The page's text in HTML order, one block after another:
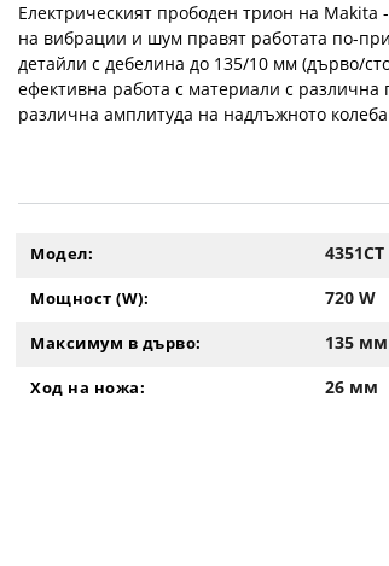
Електрическият прободен трион на Makita
на вибрации и шум правят работата по-
детайли с дебелина до 135/10 мм (дърво/
ефективна работа с материали с
различна амплитуда на надлъжното
Модел: 4351CT
Мощност (W): 720 W
Максимум в дърво: 135 мм
Ход на ножа: 26 мм